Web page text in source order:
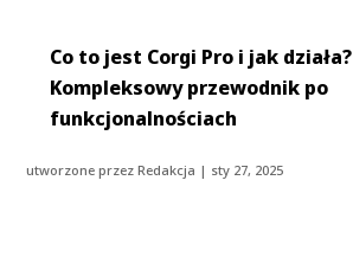
Co to jest Corgi Pro i jak działa?
Kompleksowy przewodnik po
funkcjonalnościach
utworzone przezRedakcja | sty 27, 2025